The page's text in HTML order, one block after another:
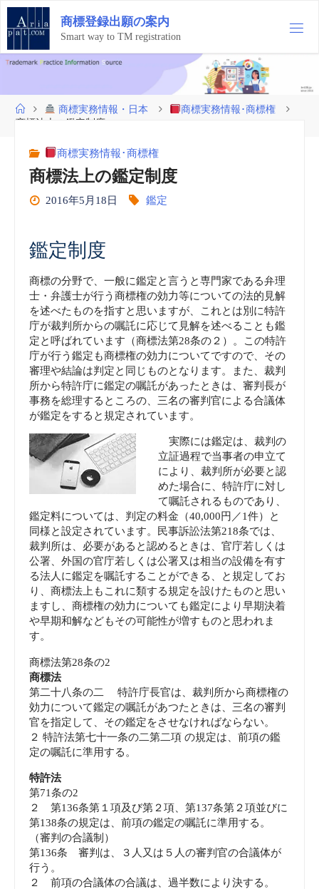
コ
テ
ン
ツ
ス
商標登録出願の案内
Smart way to TM registration
ホ
ー
商標実務情報・日本
商標実務情報･商標権
商標法上の鑑定制度
商標実務情報･商標権
商標法上の鑑定制度
2016年5月18日 鑑定
鑑定制度
商標の分野で、一般に鑑定と言うと専門家である弁理
士・弁護士が行う商標権の効力等についての法的見解
を述べたものを指すと思いますが、これとは別に特許
庁が裁判所からの嘱託に応じて見解を述べることも鑑
定と呼ばれています（商標法第28条の２）。この特許
庁が行う鑑定も商標権の効力についてですので、その
審理や結論は判定と同じものとなります。また、裁判
所から特許庁に鑑定の嘱託があったときは、審判長が
事務を総理するところの、三名の審判官による合議体
が鑑定をすると規定されています。
実際には鑑定は、裁判の
立証過程で当事者の申立て
により、裁判所が必要と認
めた場合に、特許庁に対し
て嘱託されるものであり、
鑑定料については、判定の料金（40,000円／1件）と
同様と設定されています。民事訴訟法第218条では、
裁判所は、必要があると認めるときは、官庁若しくは
公署、外国の官庁若しくは公署又は­相当の設備を有す
る法人に鑑定を嘱託することができる、と規定してお
り、商標法上もこれに類する規定を設けたものと思い
ますし、商標権の効力についても鑑定により早期決着
や早期和解などもその可能性が増すものと思われま
す。
商標法第28条の2
商標法
第二十八条の二 特許庁長官は、裁判所から商標権の
効力について鑑定の嘱託があつたときは、三名の審判
官を指定して、その鑑定をさせなければならない。
２ 特許法第七十一条の二第二項 の規定は、前項の鑑
定の嘱託に準用する。
特許法
第71条の2
２ 第136条第１項及び第２項、第137条第２項並びに
第138条の規定は、前項の鑑定の嘱託に準用する。
（審判の合議制）
第136条 審判は、３人又は５人の審判官の合議体が
行う。
２ 前項の合議体の合議は、過半数により決する。